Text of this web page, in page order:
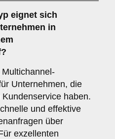
eignet sich
in
Unternehmen, die
haben.
und effektive
über
exzellenten